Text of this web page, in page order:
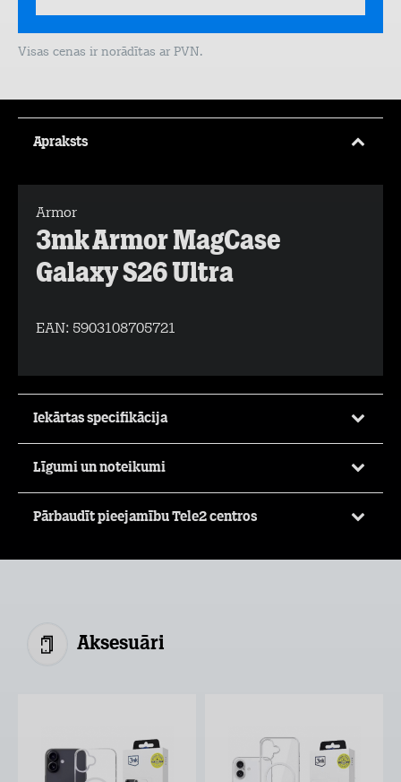
Visas cenas ir norādītas ar PVN.
Apraksts
Armor
3mk Armor MagCase
Galaxy S26 Ultra
EAN: 5903108705721
Iekārtas specifikācija
Līgumi un noteikumi
Pārbaudīt pieejamību Tele2 centros
Aksesuāri